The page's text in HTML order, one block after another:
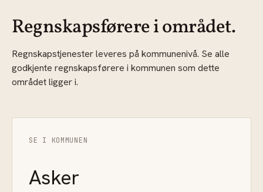
Regnskapsførere i området.
Regnskapstjenester leveres på kommunenivå. Se alle
godkjente regnskapsførere i kommunen som dette
området ligger i.
SE I KOMMUNEN
Asker